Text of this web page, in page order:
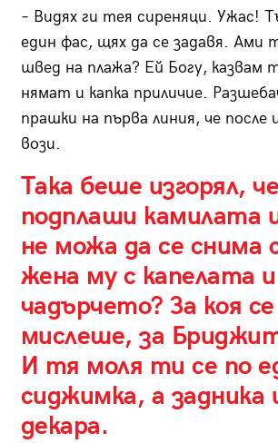
– Видях ги тея сиреняци. Ужас!
един фас, щях да се задавя. Ами
швед на плажа? Ей Богу, казвам
нямат и капка приличие.
прашки на първа линия, че после
вози.
Така беше изгорял, че
подплаши камилата
не можа да се снима
жена му с капелата и
чадърчето? За коя се
мислеше, за
И тя моля ти се по
сиджимка, а задника
декара.